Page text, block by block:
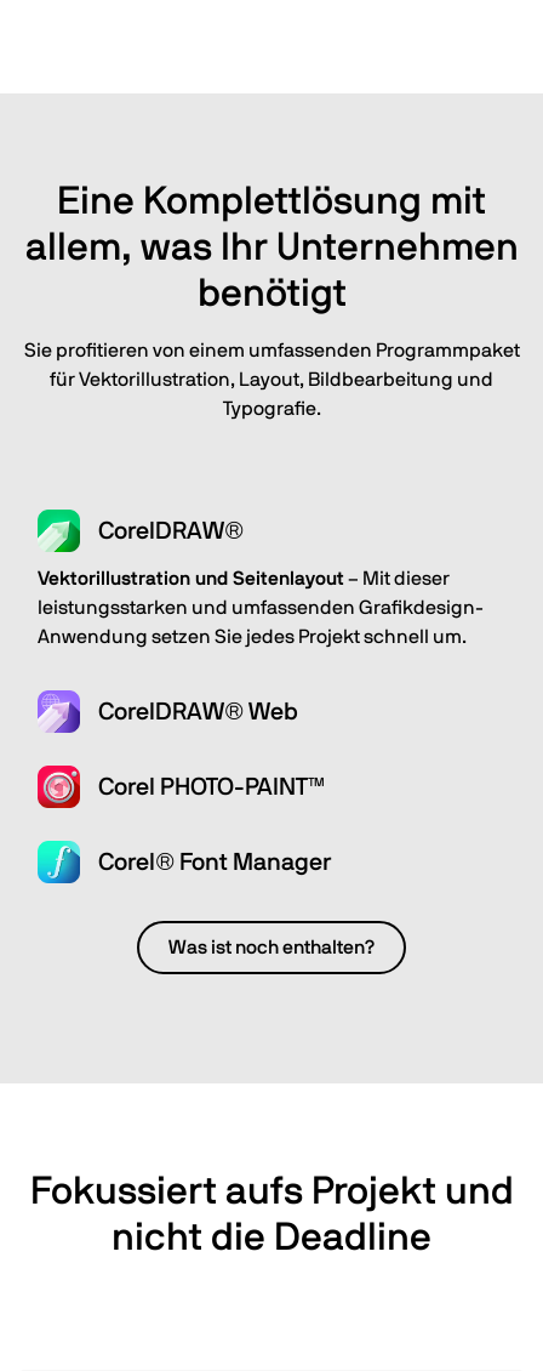
Eine Komplettlösung mit
allem, was Ihr Unternehmen
benötigt
Sie profitieren von einem umfassenden Programmpaket
für Vektorillustration, Layout, Bildbearbeitung und
Typografie.
CorelDRAW®
Vektorillustration und Seitenlayout– Mit dieser
leistungsstarken und umfassenden Grafikdesign-
Anwendung setzen Sie jedes Projekt schnell um.
CorelDRAW® Web
Corel PHOTO-PAINT™
Corel® Font Manager
Was ist noch enthalten?
Fokussiert aufs Projekt und
nicht die Deadline